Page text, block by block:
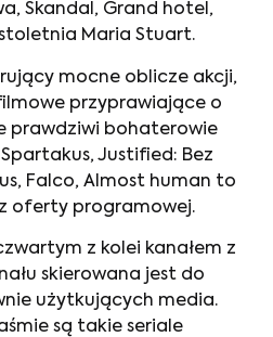
Skandal, Grand hotel,
Maria Stuart.
mocne oblicze akcji,
przyprawiające o
prawdziwi bohaterowie
Justified: Bez
Falco, Almost human to
oferty programowej.
z kolei kanałem z
skierowana jest do
użytkujących media.
są takie seriale